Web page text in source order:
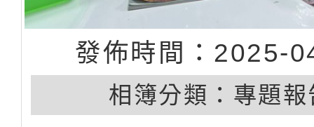
發佈時間：2025-
相簿分類： 專題報